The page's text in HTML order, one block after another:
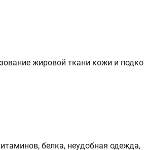
жировой ткани кожи и
белка, неудобная одежда,